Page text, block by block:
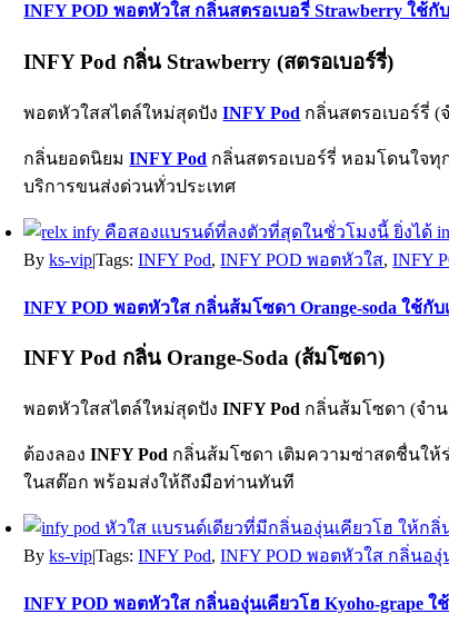
INFY POD พอตหัวใส กลิ่นสตรอเบอรี่ Strawberry ใช้กั
INFY Pod กลิ่น Strawberry (สตรอเบอร์รี่)
พอตหัวใสสไตล์ใหม่สุดปังINFY Pod กลิ่นสตรอเบอร์รี่ (
กลิ่นยอดนิยมINFY Pod กลิ่นสตรอเบอร์รี่ หอมโดนใจทุ
บริการขนส่งด่วนทั่วประเทศ
Byks-vip|Tags:INFY Pod,INFY POD พอตหัวใส,INFY
INFY POD พอตหัวใส กลิ่นส้มโซดา Orange-soda ใช้กับ
INFY Pod กลิ่น Orange-Soda (ส้มโซดา)
พอตหัวใสสไตล์ใหม่สุดปังINFY Pod กลิ่นส้มโซดา (จำ
ต้องลอง INFY Pod กลิ่นส้มโซดา เติมความซ่าสดชื่นให้
ในสต๊อก พร้อมส่งให้ถึงมือท่านทันที
Byks-vip|Tags:INFY Pod,INFY POD พอตหัวใส กลิ่นองุ่
INFY POD พอตหัวใส กลิ่นองุ่นเคียวโฮ Kyoho-grape ใ